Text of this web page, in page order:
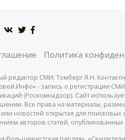
Политика
СМИ: Томберг Я.Н.
- запись о регистрации СМИ
(Роскомнадзор). Сайт
Все права на материалы,
новостей открытая для
авторов статей, опубликованных